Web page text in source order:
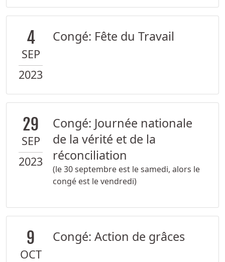
4
SEP
2023
Congé: Fête du Travail
29
SEP
2023
Congé: Journée nationale
de la vérité et de la
réconciliation
(le 30 septembre est le samedi, alors le
congé est le vendredi)
9
OCT
Congé: Action de grâces